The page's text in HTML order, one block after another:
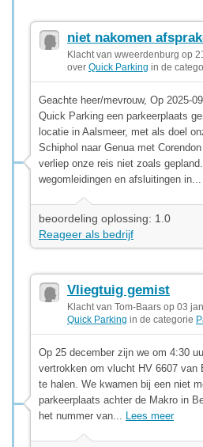
niet nakomen
Klacht van wweerdenburg op
over Quick Parking in de
Geachte heer/mevrouw, Op 2025-
Quick Parking een parkeerplaats
locatie in Aalsmeer, met als doel
Schiphol naar Genua met
verliep onze reis niet zoals
wegomleidingen en afsluitingen in...
beoordeling oplossing: 1.0
Reageer als bedrijf
Vliegtuig gemist
Klacht van Tom-Baars op 03
Quick Parking in de categorie
Op 25 december zijn we om 4:30
vertrokken om vlucht HV 6607 van
te halen. We kwamen bij een niet
parkeerplaats achter de Makro in
het nummer van... Lees meer